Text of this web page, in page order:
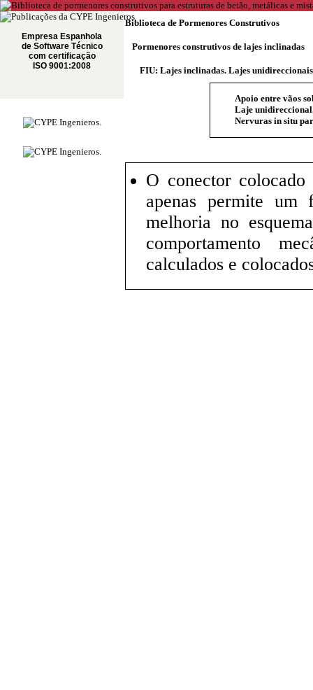
Empresa Espanhola
de Software Técnico
com certificação
ISO 9001:2008
Biblioteca de Pormenores Construtivos
Pormenores construtivos de lajes inclinadas
FIU: Lajes inclinadas. Lajes unidireccionais
Apoio entre vãos
Laje
Nervuras in situ
O conector
apenas permite um
melhoria no
comportamento
calculados e